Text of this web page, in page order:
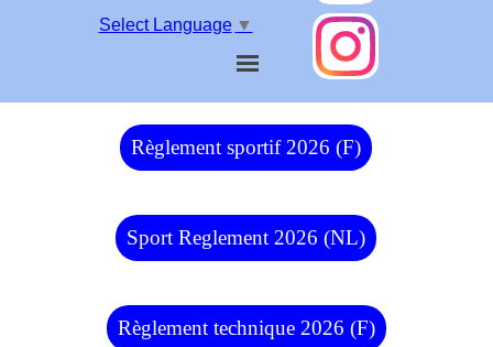
Select Language ▼
Règlement sportif 2026 (F)
Sport Reglement 2026 (NL)
Règlement technique 2026 (F)